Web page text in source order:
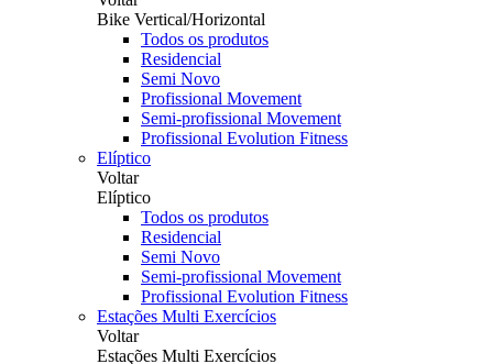
Bike Vertical/Horizontal
Todos os produtos
Residencial
Semi Novo
Profissional Movement
Semi-profissional Movement
Profissional Evolution Fitness
Elíptico
Voltar
Elíptico
Todos os produtos
Residencial
Semi Novo
Semi-profissional Movement
Profissional Evolution Fitness
Estações Multi Exercícios
Voltar
Estações Multi Exercícios